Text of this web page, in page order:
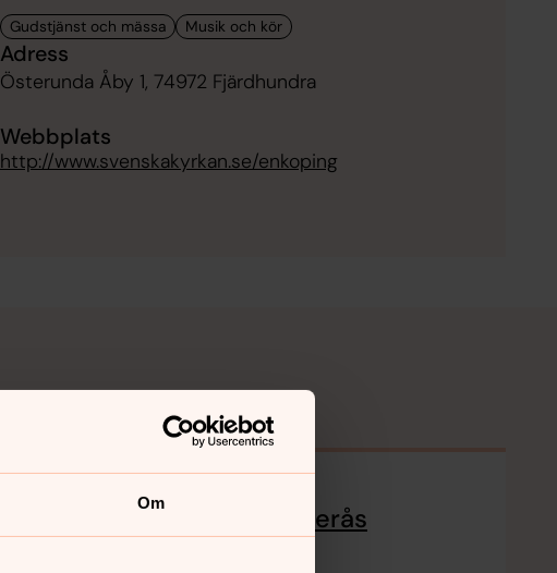
Om
Adress
Österunda Åby 1, 74972 Fjärdhundra
Webbplats
http://www.svenskakyrkan.se/enkoping
Julkonsert med Västerås